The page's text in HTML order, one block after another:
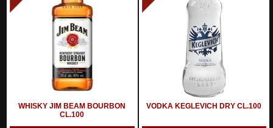
WHISKY JIM BEAM BOURBON
CL.100
VODKA KEGLEVICH DRY CL.100